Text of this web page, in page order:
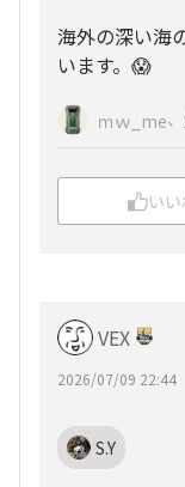
海外の深い海
います。😱
ｍｗ_me、
いい
VEX
2026/07/09 22:44
S.Y